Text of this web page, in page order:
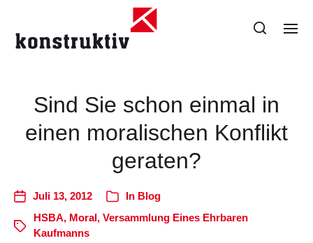
Sind Sie schon einmal in
einen moralischen Konflikt
geraten?
Juli 13, 2012 In Blog
HSBA, Moral, Versammlung Eines Ehrbaren
Kaufmanns